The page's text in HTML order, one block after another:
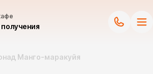
Манго-маракуйя